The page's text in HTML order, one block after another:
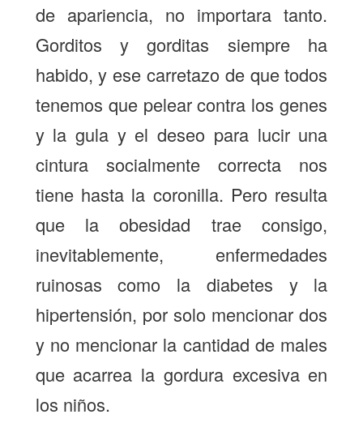
de apariencia, no importara tanto.
Gorditos y gorditas siempre ha
habido, y ese carretazo de que todos
tenemos que pelear contra los genes
y la gula y el deseo para lucir una
cintura socialmente correcta nos
tiene hasta la coronilla. Pero resulta
que la obesidad trae consigo,
inevitablemente, enfermedades
ruinosas como la diabetes y la
hipertensión, por solo mencionar dos
y no mencionar la cantidad de males
que acarrea la gordura excesiva en
los niños.